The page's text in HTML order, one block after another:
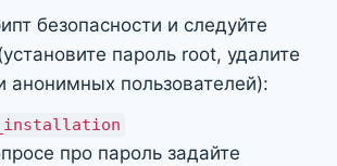
безопасности и следуйте
пароль root, удалите
анонимных пользователей):
про пароль задайте